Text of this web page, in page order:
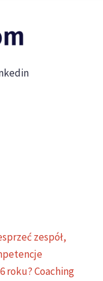
zespół,
roku? Coaching